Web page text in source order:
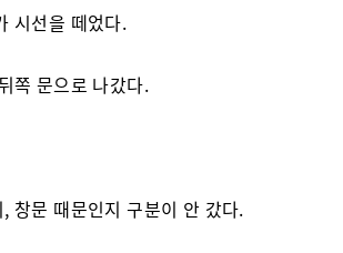
시선을 떼었다.
쪽 문으로 나갔다.
창문 때문인지 구분이 안 갔다.